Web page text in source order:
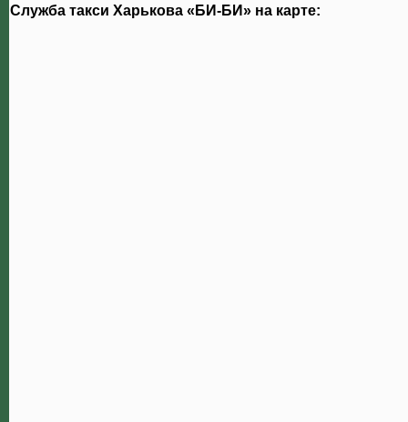
Служба такси Харькова «БИ-БИ» на карте: